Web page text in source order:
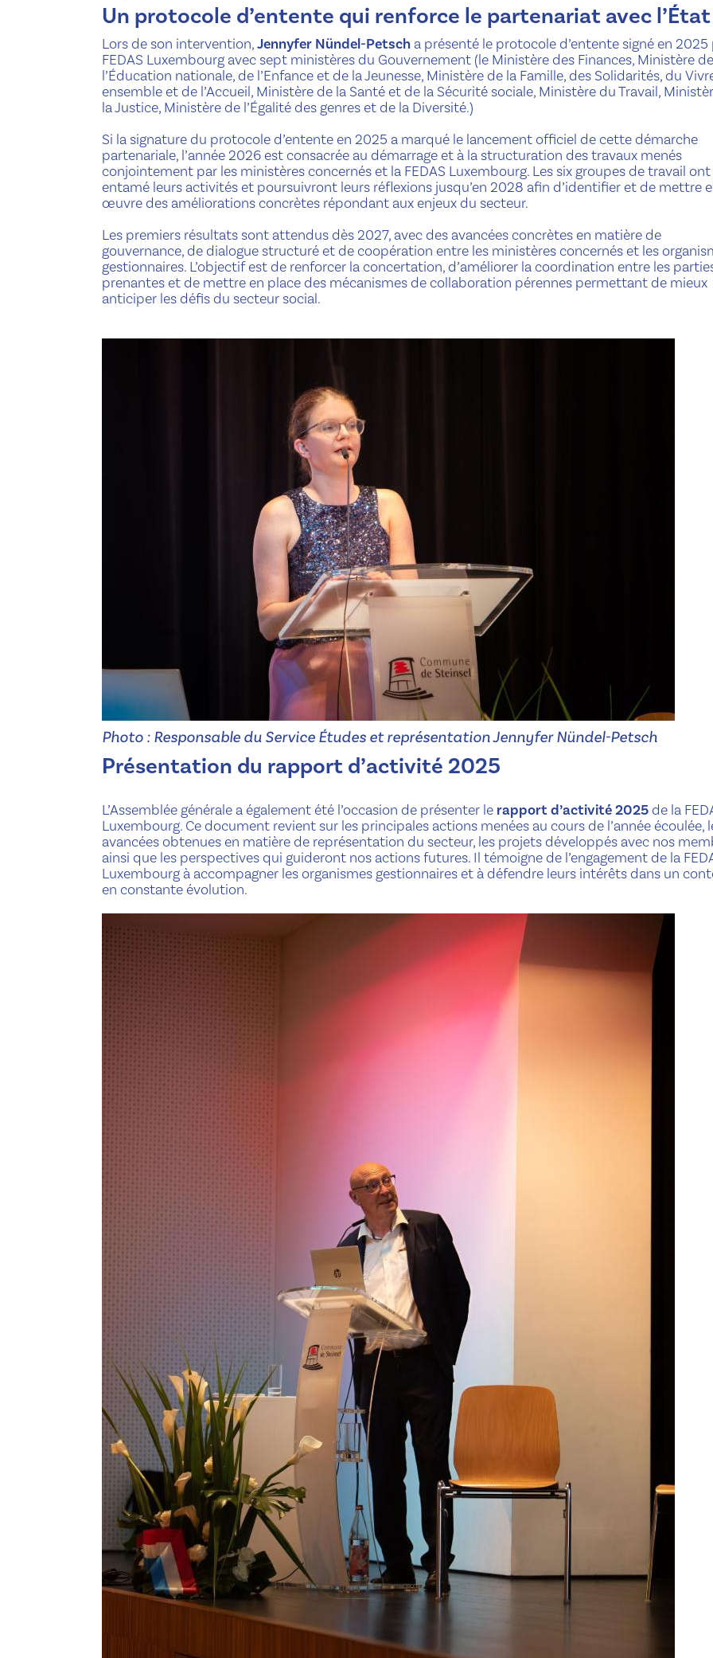
Un protocole d’entente q​ui renforce le partenariat avec l’État
Lors de son intervention,Jennyfer Nündel-Petsch a présenté le protocole d’entente signé en 2025
FEDAS Luxembourg avec sept ministères du Gouvernement (le Ministère des Finances, Ministère de
l’Éducation nationale, de l’Enfance et de la Jeunesse, Ministère de la Famille, des Solidarités, du
ensemble et de l’Accueil, Ministère de la Santé et de la Sécurité sociale, Ministère du Travail,
la Justice, Ministère de l’Égalité des genres et de la Diversité.)
Si la signature du protocole d’entente en 2025 a marqué le lancement officiel de cette démarche
partenariale, l’année 2026 est consacrée au démarrage et à la structuration des travaux menés
conjointement par les ministères concernés et la FEDAS Luxembourg. Les six groupes de travail ont
entamé leurs activités et poursuivront leurs réflexions jusqu’en 2028 afin d’identifier et de mettre
œuvre des améliorations concrètes répondant aux enjeux du secteur.
Les premiers résultats sont attendus dès 2027, avec des avancées concrètes en matière de
gouvernance, de dialogue structuré et de coopération entre les ministères concernés et les
gestionnaires. L’objectif est de renforcer la concertation, d’améliorer la coordination entre les
prenantes et de mettre en place des mécanismes de collaboration pérennes permettant de mieux
anticiper les défis du secteur social.
Photo : Responsable du Service Études et représentation Jennyfer Nündel-Petsch
Présentation du rapport d’activité 2025
L’Assemblée générale a également été l’occasion de présenter le rapport d’activité 2025 de la
Luxembourg. Ce document revient sur les principales actions menées au cours de l’année écoulée,
avancées obtenues en matière de représentation du secteur, les projets développés avec nos
ainsi que les perspectives qui guideront nos actions futures. Il témoigne de l’engagement de la
Luxembourg à accompagner les organismes gestionnaires et à défendre leurs intérêts dans un
en constante évolution.